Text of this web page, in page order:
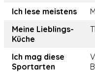
Ich lese meistens
Meine Lieblings-
Küche
Ich mag diese
Sportarten